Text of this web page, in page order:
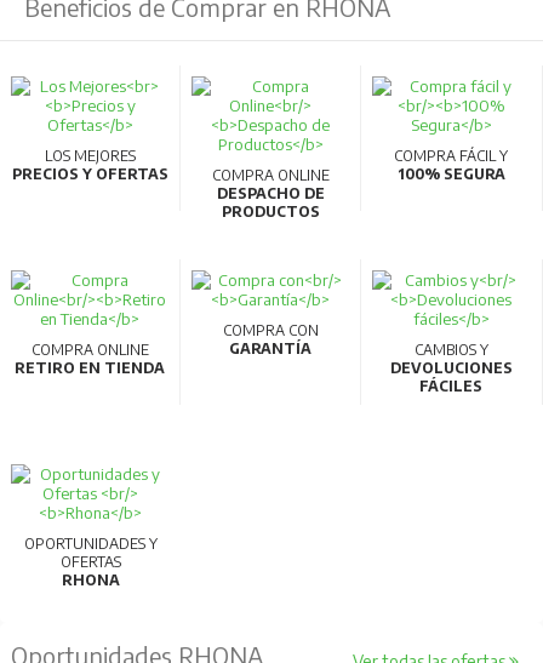
Beneficios de Comprar en RHONA
LOS MEJORES
PRECIOS Y OFERTAS
COMPRA ONLINE
DESPACHO DE
PRODUCTOS
COMPRA FÁCIL Y
100% SEGURA
COMPRA ONLINE
RETIRO EN TIENDA
COMPRA CON
GARANTÍA
CAMBIOS Y
DEVOLUCIONES
FÁCILES
OPORTUNIDADES Y
OFERTAS
RHONA
Oportunidades RHONA